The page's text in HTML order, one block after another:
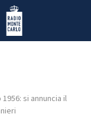
Radio Monte Carlo
si annuncia il